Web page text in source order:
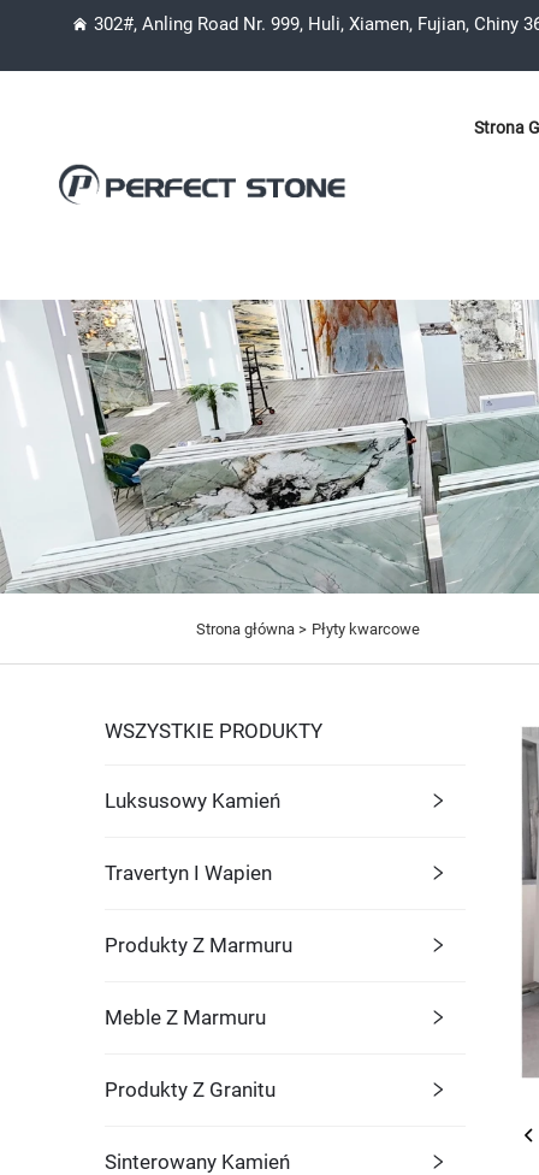
302#, Anling Road Nr. 999, Huli, Xiamen, Fujian, Chiny
Strona
Strona główna > Płyty kwarcowe
WSZYSTKIE PRODUKTY
Luksusowy Kamień
Travertyn I Wapien
Produkty Z Marmuru
Meble Z Marmuru
Produkty Z Granitu
Sinterowany Kamień